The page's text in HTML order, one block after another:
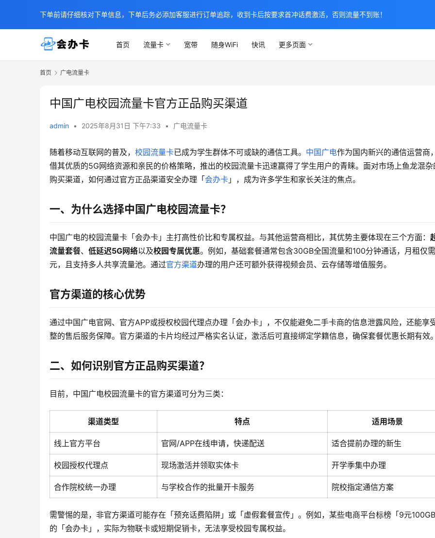
首页 流量卡 宽带 随身WiFi 快讯 更多页面
首页 广电流量卡
中国广电校园流量卡官方正品购买渠道
admin • 2025年8月31日 下午7:33 • 广电流量卡
随着移动互联网的普及， 校园流量卡已成为学生群体不可或缺的通信工具。 中国广电作为国内新兴的通信运营商
借其优质的5G网络资源和亲民的价格策略，推出的校园流量卡迅速赢得了学生用户的青睐。面对市场上鱼龙混杂
购买渠道，如何通过官方正品渠道安全办理「会办卡 」，成为许多学生和家长关注的焦点。
一、为什么选择中国广电校园流量卡？
中国广电的校园流量卡「会办卡」主打高性价比和专属权益。与其他运营商相比，其优势主要体现在三个方面：
流量套餐、 低延迟5G网络以及校园专属优惠。例如，基础套餐通常包含30GB全国流量和100分钟通话，月租仅
元，且支持多人共享流量池。通过官方渠道办理的用户还可额外获得视频会员、云存储等增值服务。
官方渠道的核心优势
通过中国广电官网、官方APP或授权校园代理点办理「会办卡」，不仅能避免二手卡商的信息泄露风险，还能享
整的售后服务保障。官方渠道的卡片均经过严格实名认证，激活后可直接绑定学籍信息，确保套餐优惠长期有效
二、如何识别官方正品购买渠道？
目前，中国广电校园流量卡的官方渠道可分为三类：
渠道类型 特点 适用场景
线上官方平台 官网/APP在线申请，快递配送 适合提前办理的新生
校园授权代理点 现场激活并领取实体卡 开学季集中办理
合作院校统一办理 与学校合作的批量开卡服务 院校指定通信方案
需警惕的是，非官方渠道可能存在「预充话费陷阱」或「虚假套餐宣传」。例如，某些电商平台标榜「9元
的「会办卡」，实际为物联卡或短期促销卡，无法享受校园专属权益。
下单前请仔细核对下单信息，下单后务必添加客服进行订单追踪，收到卡后按要求首冲话费激活，否则流量不到账！